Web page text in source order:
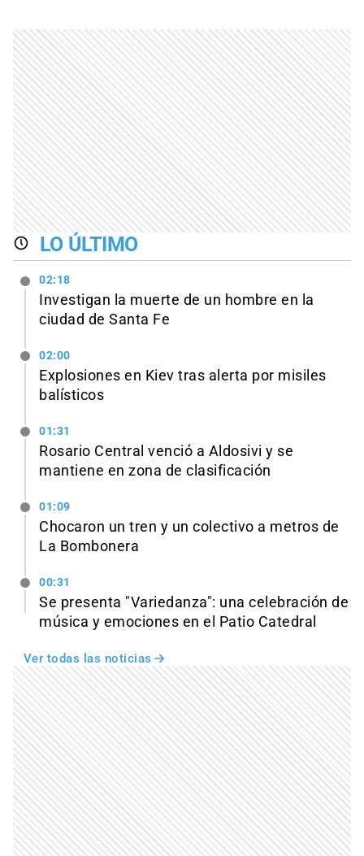
LO ÚLTIMO
02:18
Investigan la muerte de un hombre en la
ciudad de Santa Fe
02:00
Explosiones en Kiev tras alerta por misiles
balísticos
01:31
Rosario Central venció a Aldosivi y se
mantiene en zona de clasificación
01:09
Chocaron un tren y un colectivo a metros de
La Bombonera
00:31
Se presenta "Variedanza": una celebración de
música y emociones en el Patio Catedral
Ver todas las noticias